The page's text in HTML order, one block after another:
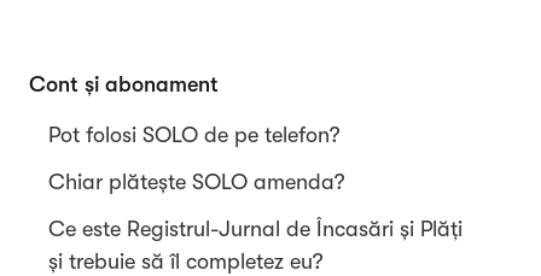
Cont și abonament
Pot folosi SOLO de pe telefon?
Chiar plătește SOLO amenda?
Ce este Registrul-Jurnal de Încasări și Plăți
și trebuie să îl completez eu?